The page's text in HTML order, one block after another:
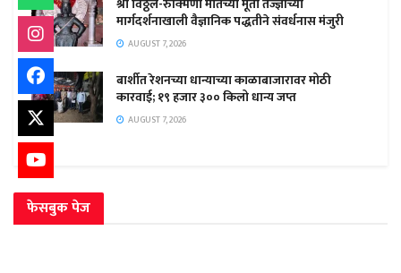
मार्गदर्शनाखाली वैज्ञानिक पद्धतीने संवर्धनास मंजुरी
AUGUST 7, 2026
बार्शीत रेशनच्या धान्याच्या काळाबाजारावर मोठी
कारवाई; १९ हजार ३०० किलो धान्य जप्त
AUGUST 7, 2026
फेसबुक पेज